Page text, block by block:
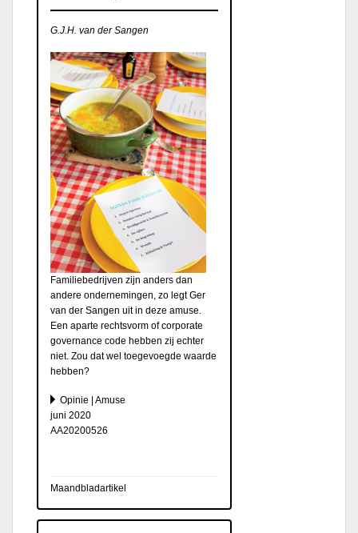
G.J.H. van der Sangen
Familiebedrijven zijn anders dan
andere ondernemingen, zo legt Ger
van der Sangen uit in deze amuse.
Een aparte rechtsvorm of corporate
governance code hebben zij echter
niet. Zou dat wel toegevoegde waarde
hebben?
Opinie | Amuse
juni 2020
AA20200526
Maandbladartikel